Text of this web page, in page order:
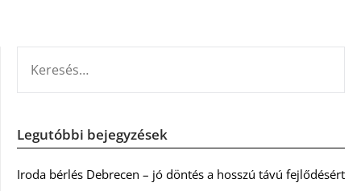
Legutóbbi bejegyzések
Iroda bérlés Debrecen – jó döntés a hosszú távú fejlődésért